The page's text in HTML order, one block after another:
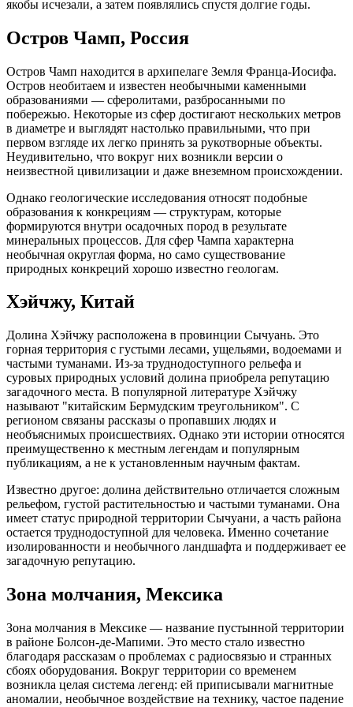
якобы исчезали, а затем появлялись спустя долгие годы.
Остров Чамп, Россия
Остров Чамп находится в архипелаге Земля Франца-Иосифа.
Остров необитаем и известен необычными каменными
образованиями — сферолитами, разбросанными по
побережью. Некоторые из сфер достигают нескольких метров
в диаметре и выглядят настолько правильными, что при
первом взгляде их легко принять за рукотворные объекты.
Неудивительно, что вокруг них возникли версии о
неизвестной цивилизации и даже внеземном происхождении.
Однако геологические исследования относят подобные
образования к конкрециям — структурам, которые
формируются внутри осадочных пород в результате
минеральных процессов. Для сфер Чампа характерна
необычная округлая форма, но само существование
природных конкреций хорошо известно геологам.
Хэйчжу, Китай
Долина Хэйчжу расположена в провинции Сычуань. Это
горная территория с густыми лесами, ущельями, водоемами и
частыми туманами. Из-за труднодоступного рельефа и
суровых природных условий долина приобрела репутацию
загадочного места. В популярной литературе Хэйчжу
называют "китайским Бермудским треугольником". С
регионом связаны рассказы о пропавших людях и
необъяснимых происшествиях. Однако эти истории относятся
преимущественно к местным легендам и популярным
публикациям, а не к установленным научным фактам.
Известно другое: долина действительно отличается сложным
рельефом, густой растительностью и частыми туманами. Она
имеет статус природной территории Сычуани, а часть района
остается труднодоступной для человека. Именно сочетание
изолированности и необычного ландшафта и поддерживает ее
загадочную репутацию.
Зона молчания, Мексика
Зона молчания в Мексике — название пустынной территории
в районе Болсон-де-Мапими. Это место стало известно
благодаря рассказам о проблемах с радиосвязью и странных
сбоях оборудования. Вокруг территории со временем
возникла целая система легенд: ей приписывали магнитные
аномалии, необычное воздействие на технику, частое падение